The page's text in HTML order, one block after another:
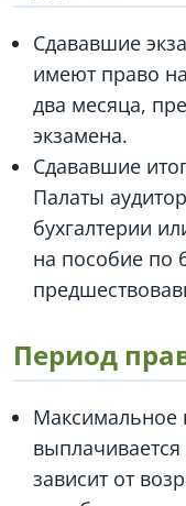
Сдававшие
имеют право
два месяца,
экзамена.
Сдававшие
Палаты
бухгалтерии
на пособие по
Период
Максимальное
зависит от